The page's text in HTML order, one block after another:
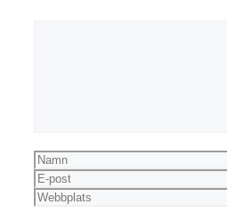
Namn
E-
post
Webbplats